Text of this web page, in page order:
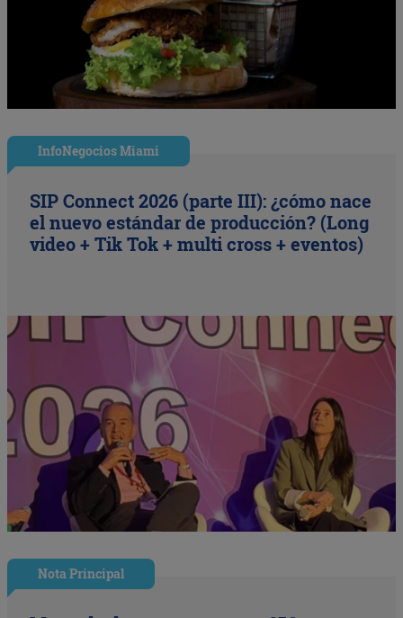
InfoNegocios Miami
SIP Connect 2026 (parte III): ¿cómo nace
el nuevo estándar de producción? (Long
video + Tik Tok + multi cross + eventos)
Nota Principal